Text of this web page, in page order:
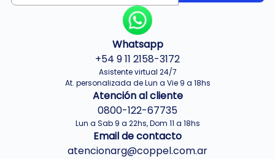
Whatsapp
+54 9 11 2158-3172
Asistente virtual 24/7
At. personalizada de Lun a Vie 9 a 18hs
Atención al cliente
0800-122-67735
Lun a Sab 9 a 22hs, Dom 11 a 18hs
Email de contacto
atencionarg@coppel.com.ar